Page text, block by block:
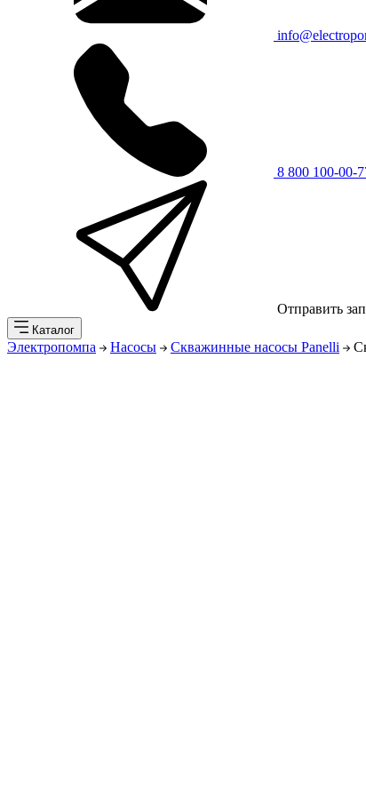
8 800 100-00-
Отправить
Каталог
Электропомпа Насосы Скважинные насосы Panelli